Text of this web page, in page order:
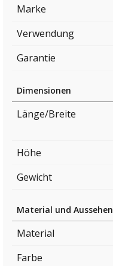
Marke
Verwendung
Garantie
Dimensionen
Länge/Breite
Höhe
Gewicht
Material und Aussehen
Material
Farbe